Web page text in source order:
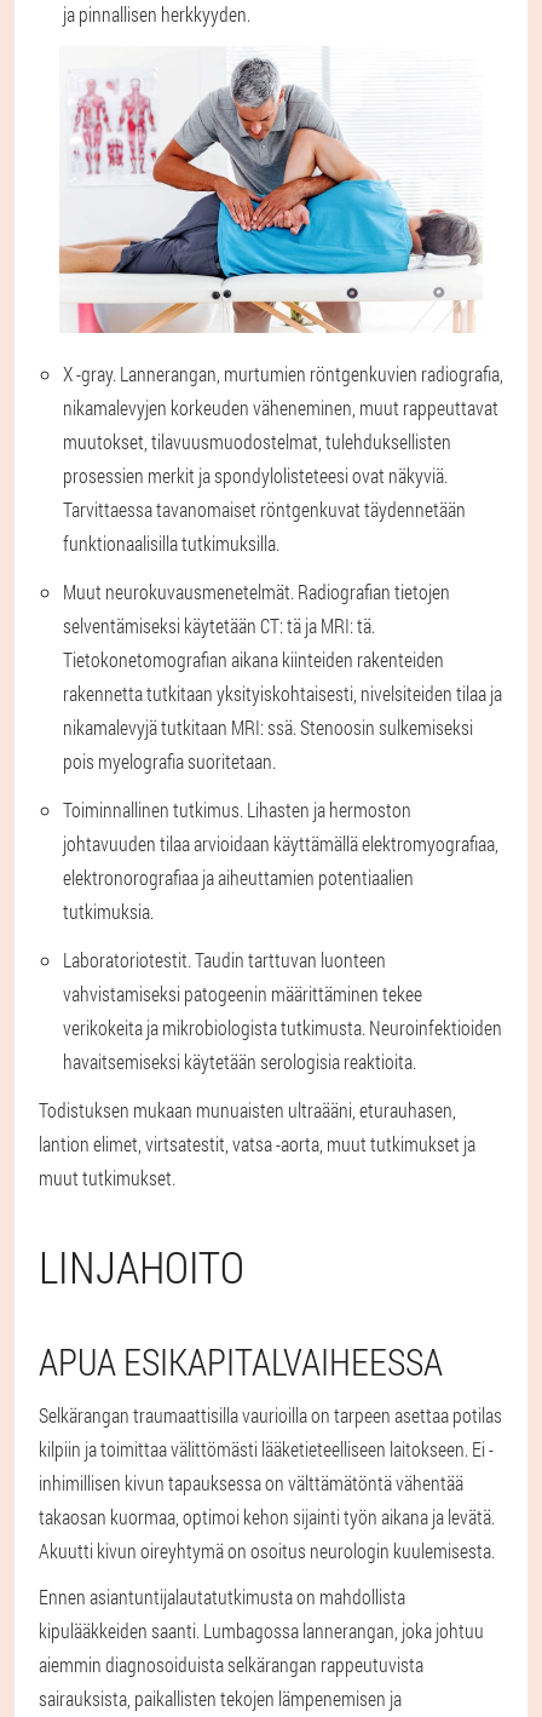
ja pinnallisen herkkyyden.
X -gray. Lannerangan, murtumien röntgenkuvien radiografia,
nikamalevyjen korkeuden väheneminen, muut rappeuttavat
muutokset, tilavuusmuodostelmat, tulehduksellisten
prosessien merkit ja spondylolisteteesi ovat näkyviä.
Tarvittaessa tavanomaiset röntgenkuvat täydennetään
funktionaalisilla tutkimuksilla.
Muut neurokuvausmenetelmät. Radiografian tietojen
selventämiseksi käytetään CT: tä ja MRI: tä.
Tietokonetomografian aikana kiinteiden rakenteiden
rakennetta tutkitaan yksityiskohtaisesti, nivelsiteiden tilaa ja
nikamalevyjä tutkitaan MRI: ssä. Stenoosin sulkemiseksi
pois myelografia suoritetaan.
Toiminnallinen tutkimus. Lihasten ja hermoston
johtavuuden tilaa arvioidaan käyttämällä elektromyografiaa,
elektronorografiaa ja aiheuttamien potentiaalien
tutkimuksia.
Laboratoriotestit. Taudin tarttuvan luonteen
vahvistamiseksi patogeenin määrittäminen tekee
verikokeita ja mikrobiologista tutkimusta. Neuroinfektioiden
havaitsemiseksi käytetään serologisia reaktioita.
Todistuksen mukaan munuaisten ultraääni, eturauhasen,
lantion elimet, virtsatestit, vatsa -aorta, muut tutkimukset ja
muut tutkimukset.
LINJAHOITO
APUA ESIKAPITALVAIHEESSA
Selkärangan traumaattisilla vaurioilla on tarpeen asettaa potilas
kilpiin ja toimittaa välittömästi lääketieteelliseen laitokseen. Ei -
inhimillisen kivun tapauksessa on välttämätöntä vähentää
takaosan kuormaa, optimoi kehon sijainti työn aikana ja levätä.
Akuutti kivun oireyhtymä on osoitus neurologin kuulemisesta.
Ennen asiantuntijalautatutkimusta on mahdollista
kipulääkkeiden saanti. Lumbagossa lannerangan, joka johtuu
aiemmin diagnosoiduista selkärangan rappeutuvista
sairauksista, paikallisten tekojen lämpenemisen ja